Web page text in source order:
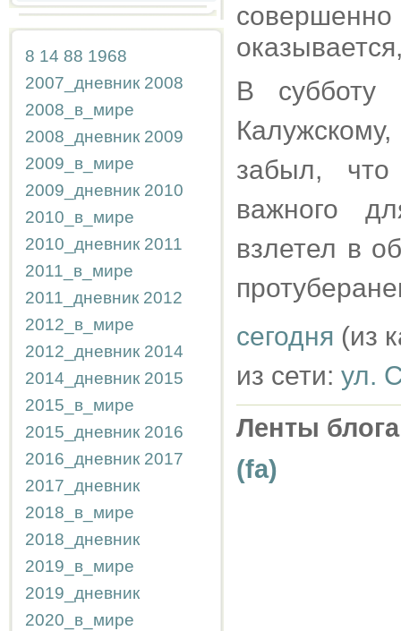
8 14 88 1968
2007_дневник 2008
2008_в_мире
2008_дневник 2009
2009_в_мире
2009_дневник 2010
2010_в_мире
2010_дневник 2011
2011_в_мире
2011_дневник 2012
2012_в_мире
2012_дневник 2014
2014_дневник 2015
2015_в_мире
2015_дневник 2016
2016_дневник 2017
2017_дневник
2018_в_мире
2018_дневник
2019_в_мире
2019_дневник
2020_в_мире
В субботу
забыл,
важного
взлетел в
сегодня (из
из сети: ул.
Ленты
(fa)